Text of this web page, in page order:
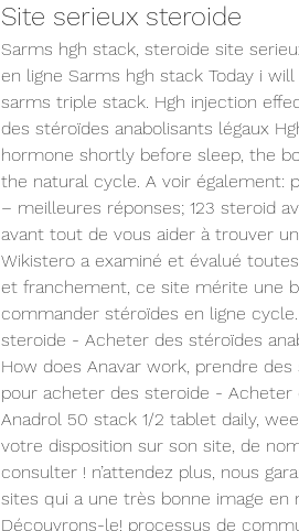
Site serieux steroide
Sarms hgh stack, steroide site
en ligne Sarms hgh stack Today i
sarms triple stack. Hgh injection
des stéroïdes anabolisants légaux
hormone shortly before sleep, the
the natural cycle. A voir également:
– meilleures réponses; 123 steroid
avant tout de vous aider à trouver
Wikistero a examiné et évalué
et franchement, ce site mérite une
commander stéroïdes en ligne
steroide - Acheter des stéroïdes
How does Anavar work, prendre
pour acheter des steroide - Acheter
Anadrol 50 stack 1/2 tablet daily,
votre disposition sur son site, de
consulter ! n’attendez plus, nous
sites qui a une très bonne image en
Découvrons-le! processus de